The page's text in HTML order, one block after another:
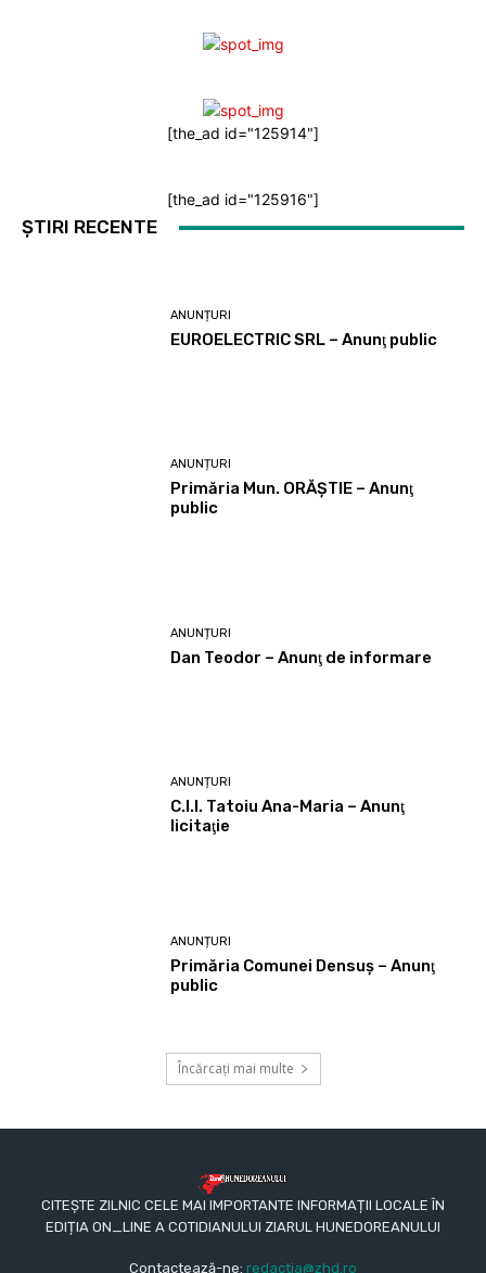
[the_ad id="125914"]
[the_ad id="125916"]
ȘTIRI RECENTE
ANUNȚURI
EUROELECTRIC SRL – Anunţ public
ANUNȚURI
Primăria Mun. ORĂȘTIE – Anunţ
public
ANUNȚURI
Dan Teodor – Anunţ de informare
ANUNȚURI
C.I.I. Tatoiu Ana-Maria – Anunţ
licitaţie
ANUNȚURI
Primăria Comunei Densuş – Anunţ
public
Încărcați mai multe
CITEȘTE ZILNIC CELE MAI IMPORTANTE INFORMAȚII LOCALE ÎN
EDIȚIA ON_LINE A COTIDIANULUI ZIARUL HUNEDOREANULUI
Contactează-ne: redactia@zhd.ro